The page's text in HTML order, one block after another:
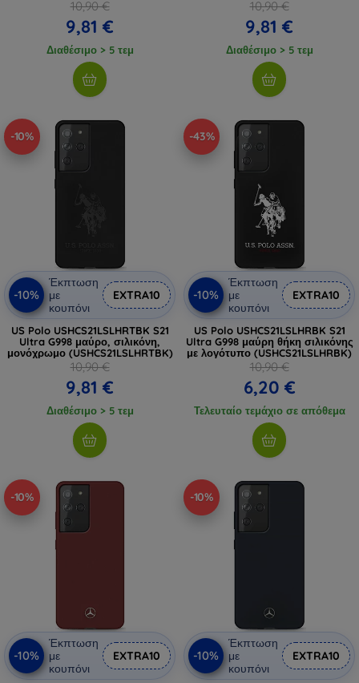
10,90 €
9,81 €
Διαθέσιμο > 5 τεμ
10,90 €
9,81 €
Διαθέσιμο > 5 τεμ
-10%
-10%
Έκπτωση
με
κουπόνι
EXTRA10
US Polo USHCS21LSLHRTBK S21
Ultra G998 μαύρο, σιλικόνη,
μονόχρωμο (USHCS21LSLHRTBK)
10,90 €
9,81 €
Διαθέσιμο > 5 τεμ
-43%
-10%
Έκπτωση
με
κουπόνι
EXTRA10
US Polo USHCS21LSLHRBK S21
Ultra G998 μαύρη θήκη σιλικόνης
με λογότυπο (USHCS21LSLHRBK)
10,90 €
6,20 €
Τελευταίο τεμάχιο σε απόθεμα
-10%
-10%
Έκπτωση
με
κουπόνι
EXTRA10
-10%
-10%
Έκπτωση
με
κουπόνι
EXTRA10